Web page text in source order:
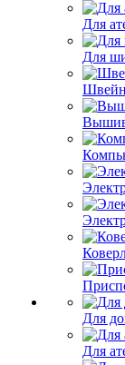
Для
Для
Для
Для